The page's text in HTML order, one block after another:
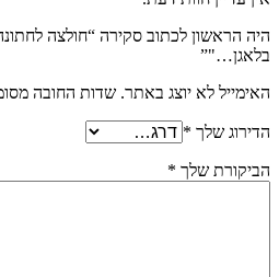
היה הראשון לכתוב סקירה “חולצה
בלאגן…"”
האימייל לא יוצג באתר. שדות החובה
הדירוג שלך *
הביקורת שלך *